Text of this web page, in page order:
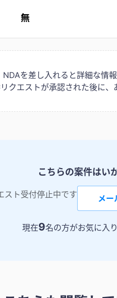
無
NDAを差し入れると詳細な情
クエストが承認された後に、
こちらの案件はい
スト受付停止中です メー
現在9名の方がお気に入